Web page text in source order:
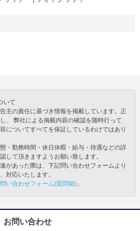
いて
主の責任に基づき情報を掲載しています。正
、 弊社による掲載内容の確認を随時行って
についてすべてを保証しているわけではあり
・勤務時間・休日休暇・給与・待遇などの詳
して頂きますようお願い致します。
があった際は、下記問い合わせフォームより
対応いたします。
い合わせフォーム(質問箱) 」
お問い合わせ